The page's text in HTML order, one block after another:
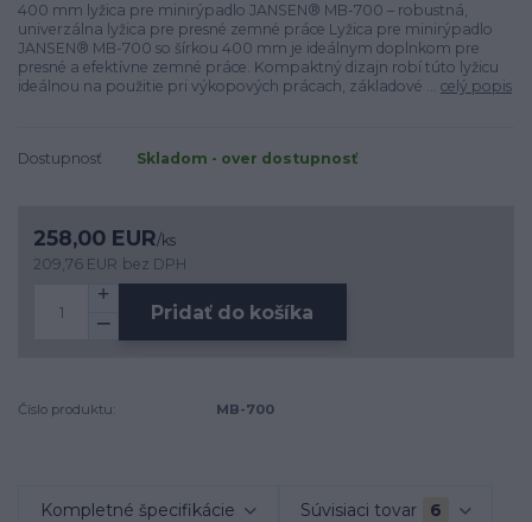
400 mm lyžica pre minirýpadlo JANSEN® MB-700 – robustná,
univerzálna lyžica pre presné zemné práce Lyžica pre minirýpadlo
JANSEN® MB-700 so šírkou 400 mm je ideálnym doplnkom pre
presné a efektívne zemné práce. Kompaktný dizajn robí túto lyžicu
ideálnou na použitie pri výkopových prácach, základové ... celý popis
Dostupnosť Skladom - over dostupnosť
258,00 EUR/ks
209,76 EUR bez DPH
Pridať do košíka
Číslo produktu: MB-700
Kompletné špecifikácie Súvisiaci tovar 6